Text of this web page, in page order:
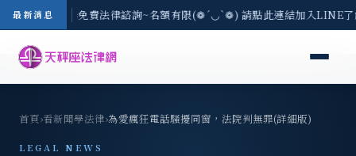
最新消息
-8/3(一) 現場免費法律諮詢~名額有限(❁´◡`❁) 請點此連結加入LINE
首頁›看新聞學法律›為愛瘋狂電話騷擾同窗，法院判無罪(詳細版)
LEGAL NEWS